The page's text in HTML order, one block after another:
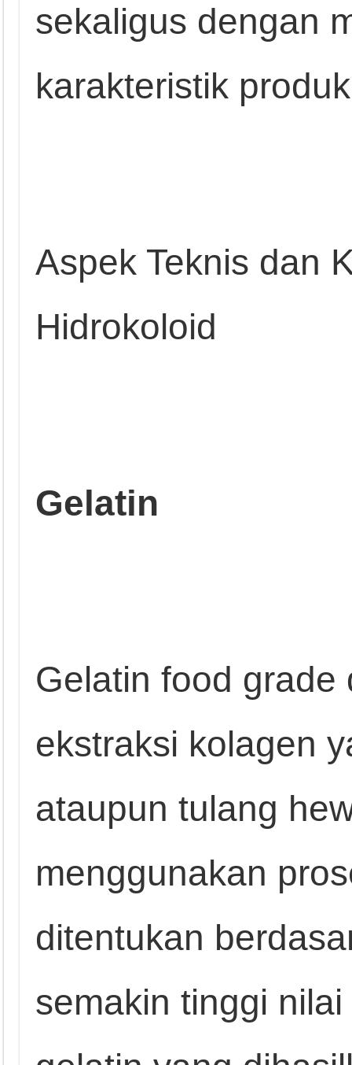
sekaligus dengan
karakteristik
Aspek Teknis dan
Hidrokoloid
Gelatin
Gelatin food grade
ekstraksi kolagen
ataupun tulang
menggunakan
ditentukan
semakin tinggi